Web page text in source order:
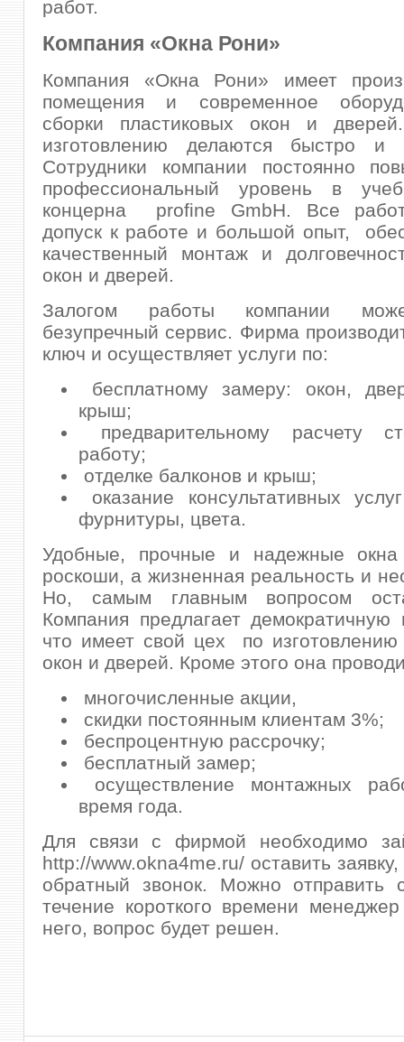
работ.
Компания «Окна Рони»
Компания «Окна Рони» имеет
помещения и современное
сборки пластиковых окон и
изготовлению делаются быстро и
Сотрудники компании постоянно
профессиональный уровень в
концерна profine GmbH. Все
допуск к работе и большой опыт,
качественный монтаж и
окон и дверей.
Залогом работы компании
безупречный сервис. Фирма
ключ и осуществляет услуги по:
бесплатному замеру: окон,
крыш;
предварительному расчету
работу;
отделке балконов и крыш;
оказание консультативных
фурнитуры, цвета.
Удобные, прочные и надежные
роскоши, а жизненная реальность и
Но, самым главным вопросом
Компания предлагает демократичную
что имеет свой цех по изготовлению
окон и дверей. Кроме этого она
многочисленные акции,
скидки постоянным клиентам 3%;
беспроцентную рассрочку;
бесплатный замер;
осуществление монтажных
время года.
Для связи с фирмой необходимо
http://www.okna4me.ru/ оставить заявку,
обратный звонок. Можно отправить
течение короткого времени
него, вопрос будет решен.